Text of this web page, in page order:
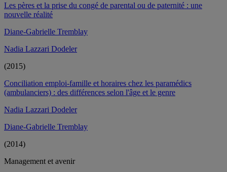
Les pères et la prise du congé de parental ou de paternité : une
nouvelle réalité
Diane-Gabrielle Tremblay
Nadia Lazzari Dodeler
(2015)
Conciliation emploi-famille et horaires chez les paramédics
(ambulanciers) : des différences selon l'âge et le genre
Nadia Lazzari Dodeler
Diane-Gabrielle Tremblay
(2014)
Management et avenir